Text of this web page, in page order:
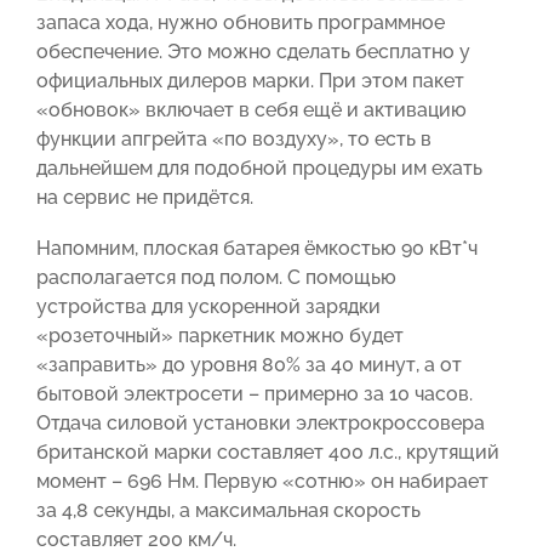
запаса хода, нужно обновить программное
обеспечение. Это можно сделать бесплатно у
официальных дилеров марки. При этом пакет
«обновок» включает в себя ещё и активацию
функции апгрейта «по воздуху», то есть в
дальнейшем для подобной процедуры им ехать
на сервис не придётся.
Напомним, плоская батарея ёмкостью 90 кВт*ч
располагается под полом. С помощью
устройства для ускоренной зарядки
«розеточный» паркетник можно будет
«заправить» до уровня 80% за 40 минут, а от
бытовой электросети – примерно за 10 часов.
Отдача силовой установки электрокроссовера
британской марки составляет 400 л.с., крутящий
момент – 696 Нм. Первую «сотню» он набирает
за 4,8 секунды, а максимальная скорость
составляет 200 км/ч.